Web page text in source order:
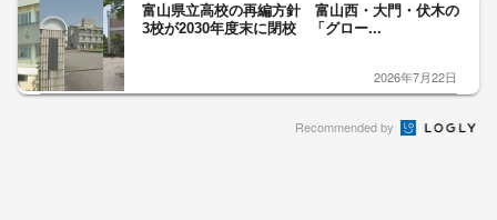
富山県立高校の再編方針 富山西・大門・伏木の
3校が2030年度末に閉校 「グロー...
2026年7月22日
Recommended by